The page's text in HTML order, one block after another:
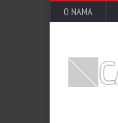
O NAMA